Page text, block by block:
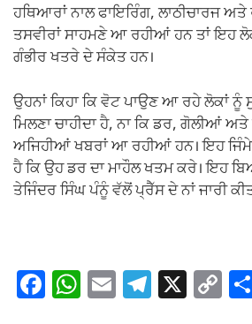
ਹਥਿਆਰਾਂ ਨਾਲ ਫਾਇਰਿੰਗ, ਲਾਠੀਚਾਰਜ
ਤਸਵੀਰਾਂ ਸਾਹਮਣੇ ਆ ਰਹੀਆਂ ਹਨ ਤਾਂ ਇਹ
ਗੰਭੀਰ ਖਤਰੇ ਦੇ ਸੰਕੇਤ ਹਨ।
ਉਹਨਾਂ ਕਿਹਾ ਕਿ ਵੋਟ ਪਾਉਣ ਆ ਰਹੇ ਲੋਕਾਂ
ਮਿਲਣਾ ਚਾਹੀਦਾ ਹੈ, ਨਾ ਕਿ ਡਰ, ਗੋਲੀਆਂ
ਅਜਿਹੀਆਂ ਖਬਰਾਂ ਆ ਰਹੀਆਂ ਹਨ। ਇਹ
ਹੈ ਕਿ ਉਹ ਡਰ ਦਾ ਮਾਹੌਲ ਖਤਮ ਕਰੇ। ਇਹ
ਤੇਜਿੰਦਰ ਸਿੰਘ ਪੰਨੂੰ ਵੱਲੋਂ ਪ੍ਰੈੱਸ ਦੇ ਨਾਂ ਜਾਰੀ
F W E T X C